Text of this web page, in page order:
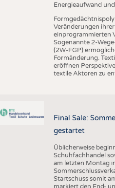
Energieaufwand
Veränderungen
einprogrammierten
Sogenannte 2-
(2W-FGP)
Formänderung.
eröffnen
textile Aktoren zu
Final Sale:
gestartet
Üblicherweise
Schuhfachhandel
am letzten Montag
Startschuss somit